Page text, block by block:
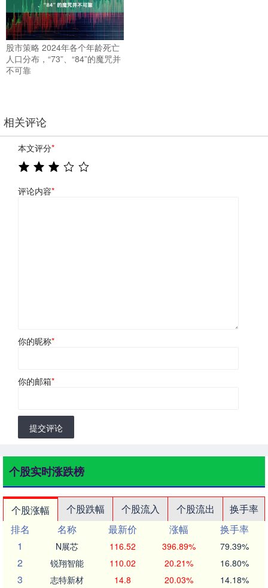
股市策略 2024年各个年龄死亡
人口分布，“73”、“84”的魔咒并
不可靠
相关评论
本文评分*
评论内容*
你的昵称*
你的邮箱*
提交评论
个股实时涨跌榜
个股涨幅 个股跌幅 个股流入 个股流出
换手率
排名
名称 最新价 涨幅
换手率
1
N展芯 116.52 396.89% 79.39%
2 锐翔智能 110.02 20.21% 16.80%
3 志特新材 14.8 20.03% 14.18%